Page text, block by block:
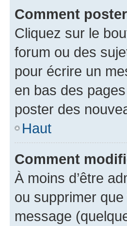
Comment
Cliquez sur le
forum ou des
pour écrire un
en bas des
poster des
Haut
Comment
À moins d’être
ou supprimer
message